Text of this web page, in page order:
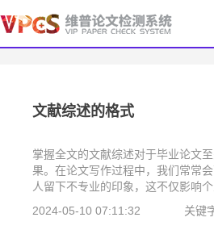
文献综述的格式
掌握全文的文献综述对于毕业论文
果。在论文写作过程中，我们常常
人留下不专业的印象，这不仅影响
2024-05-10 07:11:32
关键